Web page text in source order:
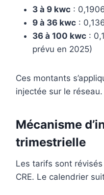
3 à 9 kwc :
9 à 36 kwc :
36 à 100 kwc :
prévu en 2025)
Ces montants
injectée sur le réseau.
Mécanisme
trimestrielle
Les tarifs sont
CRE. Le calendrier